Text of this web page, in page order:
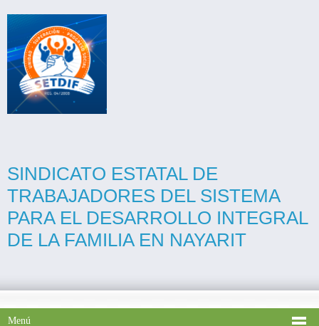
SINDICATO ESTATAL DE
TRABAJADORES DEL SISTEMA
PARA EL DESARROLLO INTEGRAL
DE LA FAMILIA EN NAYARIT
Menú